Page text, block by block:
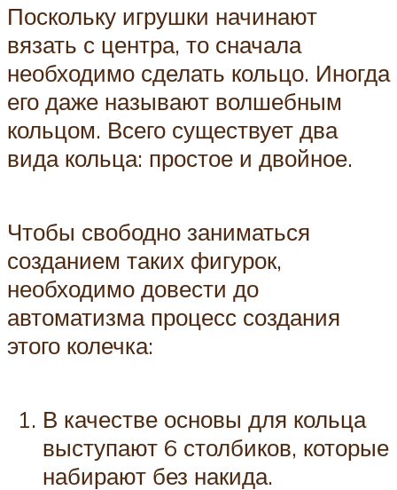
Поскольку игрушки начинают
вязать с центра, то сначала
необходимо сделать кольцо. Иногда
его даже называют волшебным
кольцом. Всего существует два
вида кольца: простое и двойное.
Чтобы свободно заниматься
созданием таких фигурок,
необходимо довести до
автоматизма процесс создания
этого колечка:
В качестве основы для кольца
выступают 6 столбиков, которые
набирают без накида.